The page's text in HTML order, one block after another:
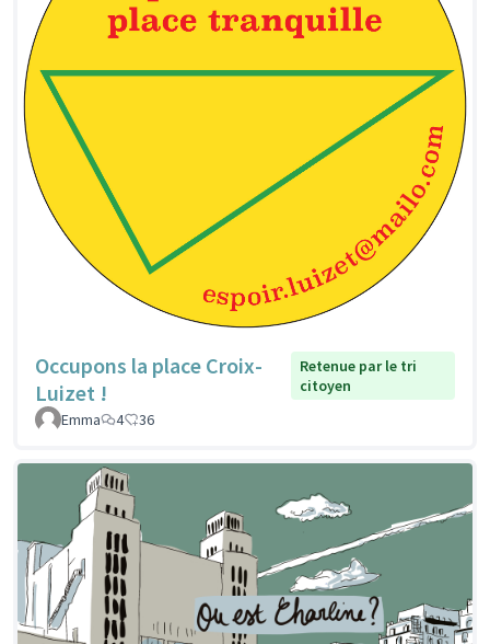
Occupons la place Croix-
Luizet !
Retenue par le tri
citoyen
Emma
4 36